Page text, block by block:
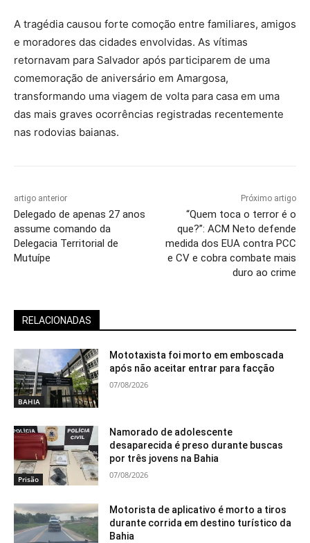
A tragédia causou forte comoção entre familiares, amigos
e moradores das cidades envolvidas. As vítimas
retornavam para Salvador após participarem de uma
comemoração de aniversário em Amargosa,
transformando uma viagem de volta para casa em uma
das mais graves ocorrências registradas recentemente
nas rodovias baianas.
artigo anterior
Delegado de apenas 27 anos
assume comando da
Delegacia Territorial de
Mutuípe
Próximo artigo
“Quem toca o terror é o
que?”: ACM Neto defende
medida dos EUA contra PCC
e CV e cobra combate mais
duro ao crime
RELACIONADAS
BAHIA
Mototaxista foi morto em emboscada
após não aceitar entrar para facção
07/08/2026
Prisão
Namorado de adolescente
desaparecida é preso durante buscas
por três jovens na Bahia
07/08/2026
Motorista de aplicativo é morto a tiros
durante corrida em destino turístico da
Bahia